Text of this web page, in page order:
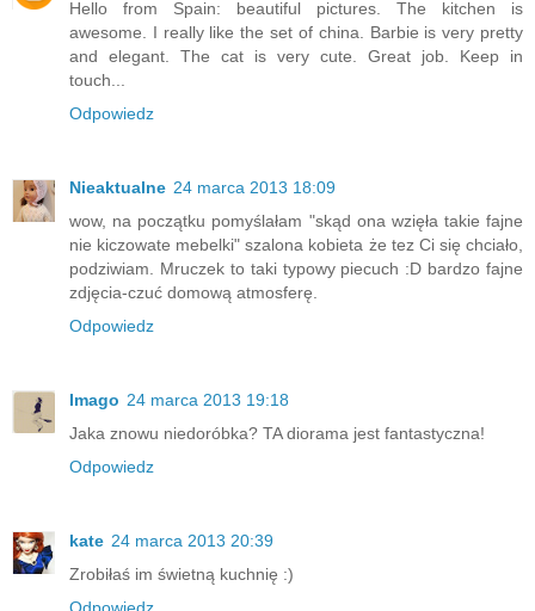
Hello from Spain: beautiful pictures. The kitchen is
awesome. I really like the set of china. Barbie is very pretty
and elegant. The cat is very cute. Great job. Keep in
touch...
Odpowiedz
Nieaktualne 24 marca 2013 18:09
wow, na początku pomyślałam "skąd ona wzięła takie fajne
nie kiczowate mebelki" szalona kobieta że tez Ci się chciało,
podziwiam. Mruczek to taki typowy piecuch :D bardzo fajne
zdjęcia-czuć domową atmosferę.
Odpowiedz
Imago 24 marca 2013 19:18
Jaka znowu niedoróbka? TA diorama jest fantastyczna!
Odpowiedz
kate 24 marca 2013 20:39
Zrobiłaś im świetną kuchnię :)
Odpowiedz